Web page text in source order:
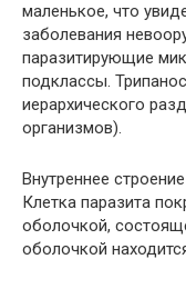
маленькое, что
заболевания
паразитирующие
подклассы.
иерархического
организмов).
Внутреннее
Клетка паразита
оболочкой,
оболочкой